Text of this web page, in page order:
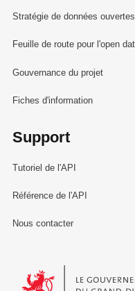
Stratégie de données ouvertes
Feuille de route pour l'open
Gouvernance du projet
Fiches d'information
Support
Tutoriel de l'API
Référence de l'API
Nous contacter
Le Gouvernement du